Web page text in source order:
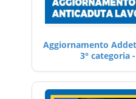
Aggiornamento
3° categoria